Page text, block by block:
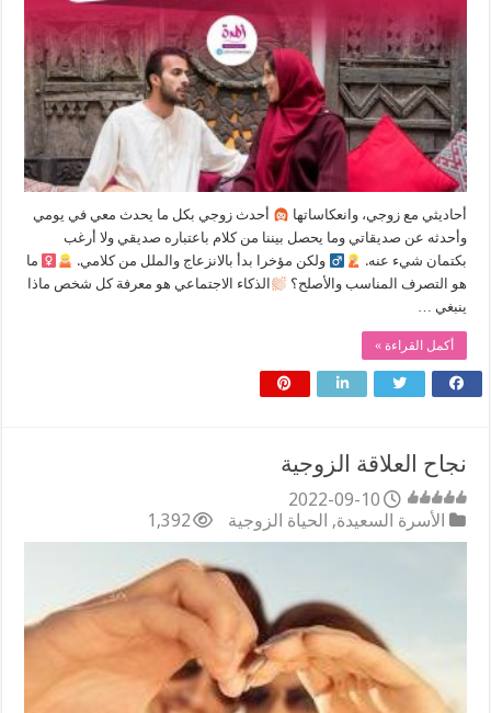
أحاديثي مع زوجي، وانعكاساتها
أحدث زوجي بكل ما يحدث معي في يومي
وأحدثه عن صديقاتي وما يحصل بيننا من كلام باعتباره صديقي ولا أرغب
بكتمان شيء عنه.
ولكن مؤخرا بدأ بالانزعاج والملل من كلامي.
ما
هو التصرف المناسب والأصلح؟
الذكاء الاجتماعي هو معرفة كل شخص ماذا
ينبغي …
أكمل القراءة »
نجاح العلاقة الزوجية
2022-09-10
الأسرة السعيدة, الحياة الزوجية 1,392